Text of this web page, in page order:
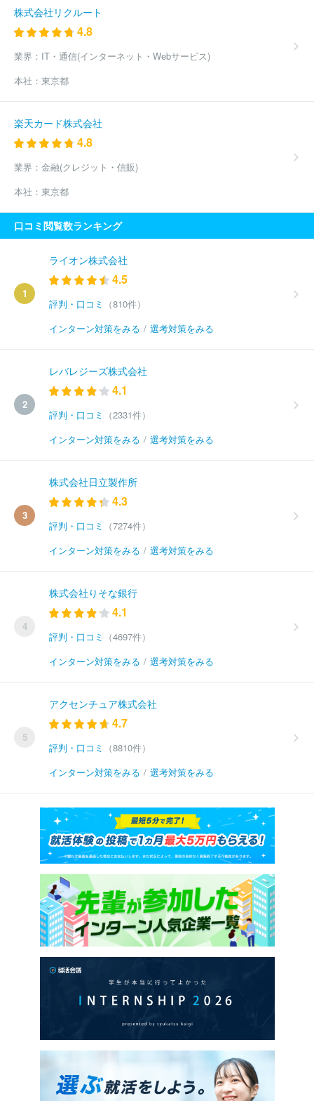
株式会社リクルート
4.8
業界： IT・通信(インターネット・Webサービス)
本社： 東京都
楽天カード株式会社
4.8
業界： 金融(クレジット・信販)
本社： 東京都
口コミ閲覧数ランキング
1
ライオン株式会社
4.5
評判・口コミ
（810件）
インターン対策をみる / 選考対策をみる
2
レバレジーズ株式会社
4.1
評判・口コミ
（2331件）
インターン対策をみる / 選考対策をみる
3
株式会社日立製作所
4.3
評判・口コミ
（7274件）
インターン対策をみる / 選考対策をみる
4
株式会社りそな銀行
4.1
評判・口コミ
（4697件）
インターン対策をみる / 選考対策をみる
5
アクセンチュア株式会社
4.7
評判・口コミ
（8810件）
インターン対策をみる / 選考対策をみる